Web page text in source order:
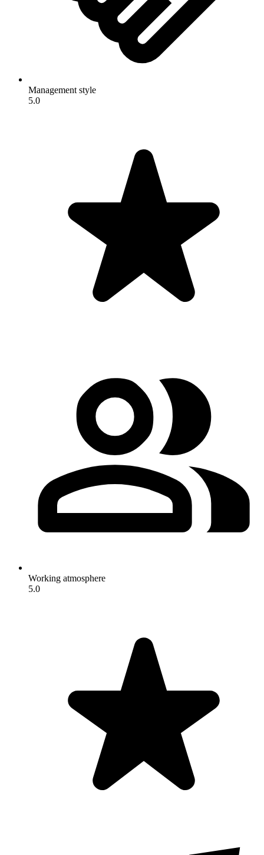
Management style
5.0
Working atmosphere
5.0